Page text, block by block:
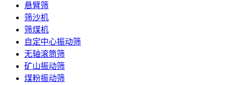
悬臂筛
筛沙机
筛煤机
自定中心振动筛
无轴滚筒筛
矿山振动筛
煤粉振动筛